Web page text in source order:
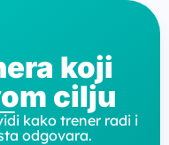
koji
cilju
kako trener radi i
odgovara.